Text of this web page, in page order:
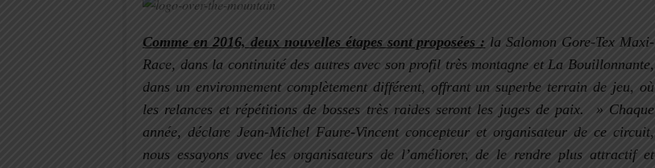
Comme en 2016, deux nouvelles étapes sont proposées : laSalomon Gore-Tex Maxi-
Race, dans la continuité des autres avec son profil très montagne et La Bouillonnante,
dans un environnement complètement différent, offrant un superbe terrain de jeu, où
les relances et répétitions de bosses très raides seront les juges de paix. » Chaque
année, déclare Jean-Michel Faure-Vincent concepteur et organisateur de ce circuit,
nous essayons avec les organisateurs de l’améliorer, de le rendre plus attractif et